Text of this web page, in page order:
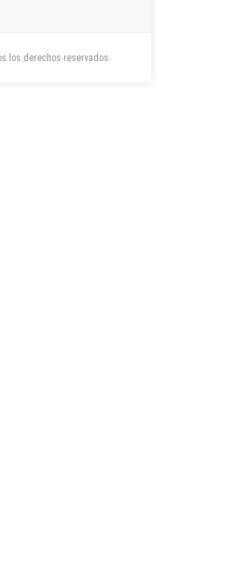
los derechos reservados.